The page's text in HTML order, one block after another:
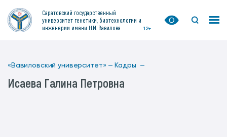
Саратовский государственный
университет генетики, биотехнологии и
инженерии имени Н.И. Вавилова
12+
«Вавиловский университет» — Кадры —
Исаева Галина Петровна